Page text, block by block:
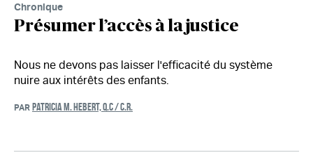
Chronique
Présumer l’accès à la justice
Nous ne devons pas laisser l'efficacité du système
nuire aux intérêts des enfants.
PAR PATRICIA M. HEBERT, Q.C / C.R.